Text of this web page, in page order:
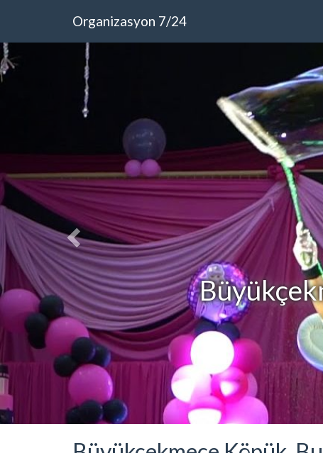
Organizasyon 7/24